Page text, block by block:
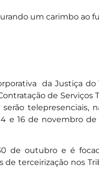
um carimbo ao
da Justiça do
de Serviços
telepresenciais,
e 16 de novembro de
de outubro e é
de terceirização nos